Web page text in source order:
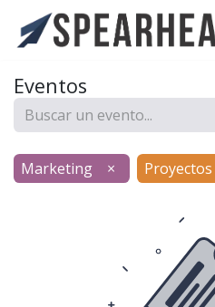
Eventos
Marketing × Proyectos